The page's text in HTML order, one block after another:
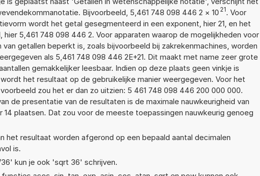
Bijvoorbeeld, 5,461 748 098 446 2 × 10 21. Voor
wordt het getal gesegmenteerd in een exponent, hier 21, en het
hier 5,461 748 098 446 2. Voor apparaten waarop de mogelijkheden voor
getallen beperkt is, zoals bijvoorbeeld bij zakrekenmachines, worden
als 5,461 748 098 446 2E+21. Dit maakt met name zeer grote
gemakkelijker leesbaar. Indien op deze plaats geen vinkje is
het resultaat op de gebruikelijke manier weergegeven. Voor het
zou het er dan zo uitzien: 5 461 748 098 446 200 000 000.
de presentatie van de resultaten is de maximale nauwkeurigheid van
14 plaatsen. Dat zou voor de meeste toepassingen nauwkeurig genoeg
het resultaat worden afgerond op een bepaald aantal decimalen
is.
kun je ook 'sqrt 36' schrijven.